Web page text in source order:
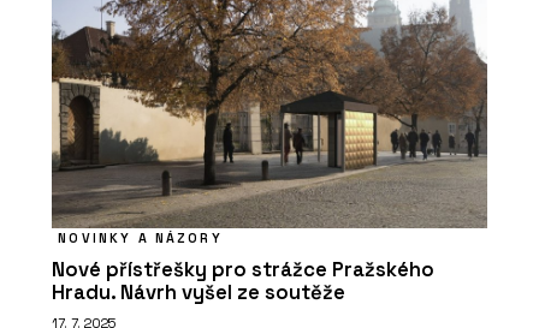
NOVINKY A NÁZORY
Nové přístřešky pro strážce Pražského
Hradu. Návrh vyšel ze soutěže
17. 7. 2025